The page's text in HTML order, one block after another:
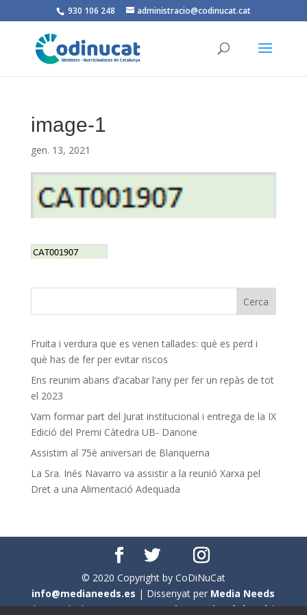
930 106 248 administracio@codinucat.cat
image-1
gen. 13, 2021
Fruita i verdura que es venen tallades: què es perd i
què has de fer per evitar riscos
Ens reunim abans d’acabar l’any per fer un repàs de tot
el 2023
Vam formar part del Jurat institucional i entrega de la IX
Edició del Premi Càtedra UB- Danone
Assistim al 75è aniversari de Blanquerna
La Sra. Inés Navarro va assistir a la reunió Xarxa pel
Dret a una Alimentació Adequada
© 2020 Copyright by CoDiNuCat
info@medianeeds.es | Dissenyat per Media Needs
| Tots els drets reservats aCoDiNuCat |Avís legal|